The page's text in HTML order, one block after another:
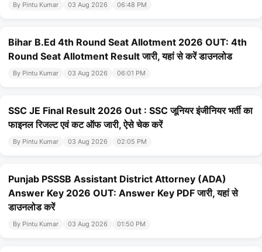
By Pintu Kumar 03 Aug 2026 06:48 PM
Bihar B.Ed 4th Round Seat Allotment 2026 OUT: 4th
Round Seat Allotment Result जारी, यहां से करें डाउनलोड
By Pintu Kumar 03 Aug 2026 06:01 PM
SSC JE Final Result 2026 Out : SSC जूनियर इंजीनियर भर्ती का
फाइनल रिजल्ट एवं कट ऑफ जारी, ऐसे चेक करें
By Pintu Kumar 03 Aug 2026 02:05 PM
Punjab PSSSB Assistant District Attorney (ADA)
Answer Key 2026 OUT: Answer Key PDF जारी, यहां से
डाउनलोड करें
By Pintu Kumar 03 Aug 2026 01:50 PM